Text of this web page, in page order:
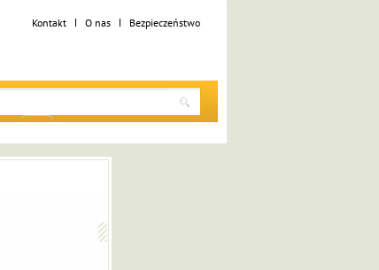
Kontakt O nas Bezpieczeństwo